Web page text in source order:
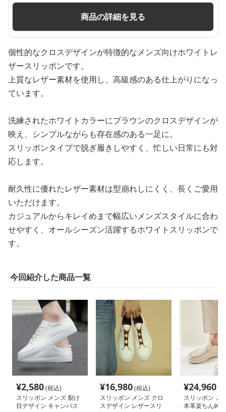
商品の詳細を見る
個性的なクロスデザインが特徴的なメンズ向けホワイトレ
ザースリッポンです。
上質なレザー素材を使用し、高級感のある仕上がりになっ
ています。
洗練されたホワイトカラーにブラウンのクロスデザインが
映え、シンプルながらも存在感のある一足に。
スリッポンタイプで脱ぎ履きしやすく、忙しい日常にも対
応します。
耐久性に優れたレザー素材は型崩れしにくく、長くご愛用
いただけます。
カジュアルからキレイめまで幅広いメンズスタイルに合わ
せやすく、オールシーズン活躍するホワイトスリッポンで
す。
今回紹介した商品一覧
¥2,580(税込)
スリッポン メンズ 裂け
目デザイン キャンバス
¥16,980(税込)
スリッポン メンズ クロ
スデザイン レザースリ
¥24,960
スリッポン メ
本革楽ちん紳